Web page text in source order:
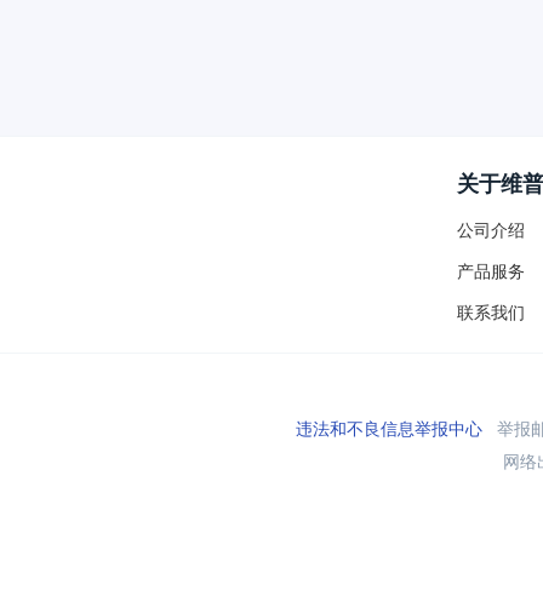
关于维普
公司介绍
产品服务
联系我们
违法和不良信息举报中心举报
网